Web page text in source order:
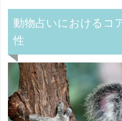
動物占いにおけるコ
性